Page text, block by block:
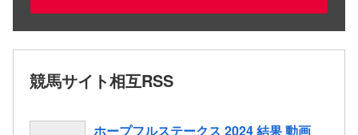
競馬サイト相互RSS
ホープフルステークス 2024 結果 動画